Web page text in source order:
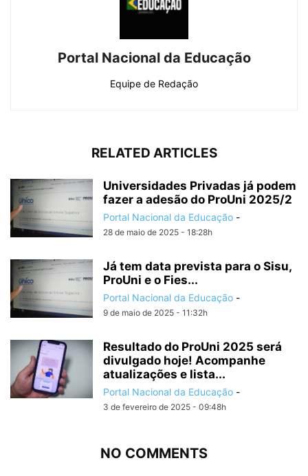
Portal Nacional da Educação
Equipe de Redação
RELATED ARTICLES
Universidades Privadas já podem
fazer a adesão do ProUni 2025/2
Portal Nacional da Educação -
28 de maio de 2025 - 18:28h
Já tem data prevista para o Sisu,
ProUni e o Fies...
Portal Nacional da Educação -
9 de maio de 2025 - 11:32h
Resultado do ProUni 2025 será
divulgado hoje! Acompanhe
atualizações e lista...
Portal Nacional da Educação -
3 de fevereiro de 2025 - 09:48h
NO COMMENTS